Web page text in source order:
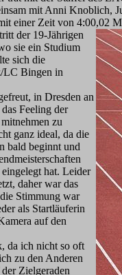
mit Anni Knoblich,
einer Zeit von 4:00,02
der 19-Jährigen
sie ein Studium
sich die
LC Bingen in
in Dresden an
Feeling der
zu
ganz ideal, da die
bald beginnt und
hat. Leider
daher war das
Stimmung war
als Startläuferin
auf den
da ich nicht so oft
zu den Anderen
Zielgeraden